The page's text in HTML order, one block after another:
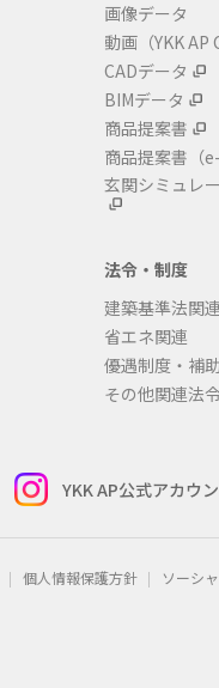
画像データ
動画（YKK AP
CADデータ
BIMデータ
商品提案書
商品提案書 （
玄関シミュレ
法令・制度
建築基準法関連
省エネ関連
優遇制度・補
その他関連法令
YKK AP公式アカウ
個人情報保護方針 ソーシ